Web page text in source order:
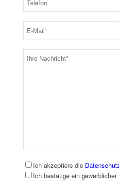
Ich akzeptiere die
Ich bestätige ein